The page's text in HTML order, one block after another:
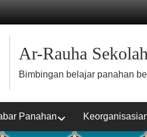
Ar-Rauha
Bimbingan belajar panahan
Panahan